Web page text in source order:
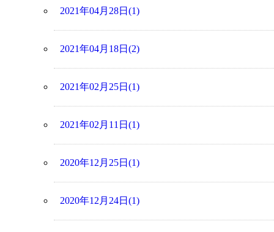
2021年04月28日(1)
2021年04月18日(2)
2021年02月25日(1)
2021年02月11日(1)
2020年12月25日(1)
2020年12月24日(1)